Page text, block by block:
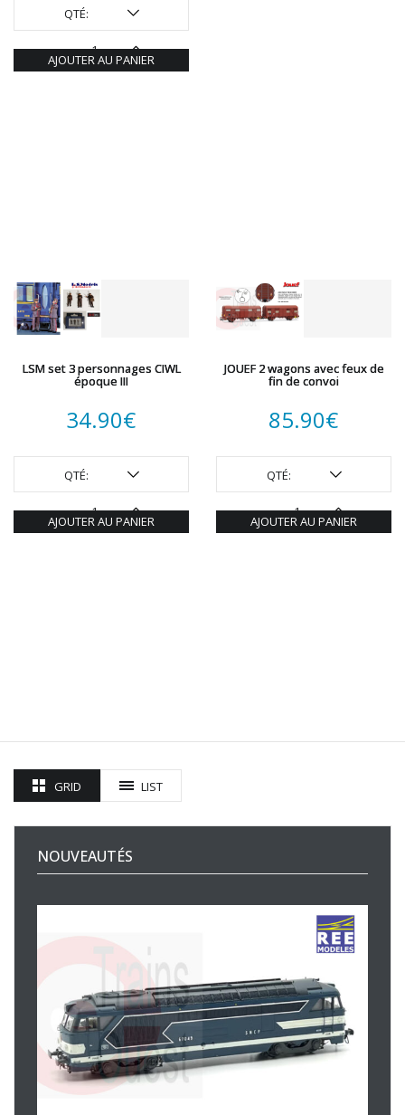
QTÉ:
AJOUTER AU PANIER
LSM set 3 personnages CIWL
époque III
34.90€
QTÉ:
AJOUTER AU PANIER
JOUEF 2 wagons avec feux de
fin de convoi
85.90€
QTÉ:
AJOUTER AU PANIER
GRID LIST
NOUVEAUTÉS